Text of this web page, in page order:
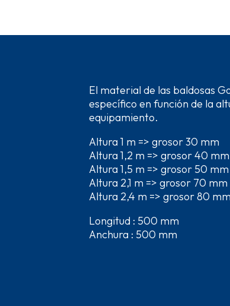
El material de las baldosas
específico en función de la
equipamiento.
Altura 1 m => grosor 30 mm
Altura 1,2 m => grosor 40 mm
Altura 1,5 m => grosor 50 mm
Altura 2,1 m => grosor 70 mm
Altura 2,4 m => grosor 80 mm
Longitud : 500 mm
Anchura : 500 mm